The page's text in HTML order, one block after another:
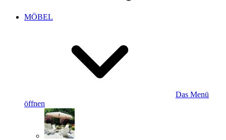
MÖBEL
Das Menü
öffnen